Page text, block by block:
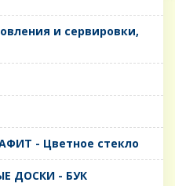
и сервировки,
- Цветное стекло
ДОСКИ - БУК